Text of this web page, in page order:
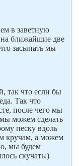
в заветную
на ближайшие две
засыпать мы
так что если бы
Так что
после чего мы
можем сделать
песку вдоль
кручам, а можем
мы будем
скучать:)